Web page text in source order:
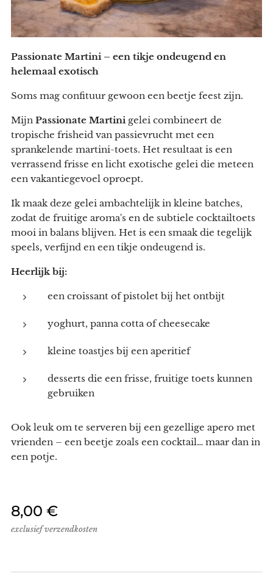
Passionate Martini – een tikje ondeugend en
helemaal exotisch ✨
Soms mag confituur gewoon een beetje feest zijn.
Mijn Passionate Martini gelei combineert de
tropische frisheid van passievrucht met een
sprankelende martini-toets. Het resultaat is een
verrassend frisse en licht exotische gelei die meteen
een vakantiegevoel oproept.
Ik maak deze gelei ambachtelijk in kleine batches,
zodat de fruitige aroma's en de subtiele cocktailtoets
mooi in balans blijven. Het is een smaak die tegelijk
speels, verfijnd en een tikje ondeugend is.
Heerlijk bij:
een croissant of pistolet bij het ontbijt
yoghurt, panna cotta of cheesecake
kleine toastjes bij een aperitief
desserts die een frisse, fruitige toets kunnen
gebruiken
Ook leuk om te serveren bij een gezellige apero met
vrienden – een beetje zoals een cocktail… maar dan in
een potje.
8,00 €
exclusief verzendkosten